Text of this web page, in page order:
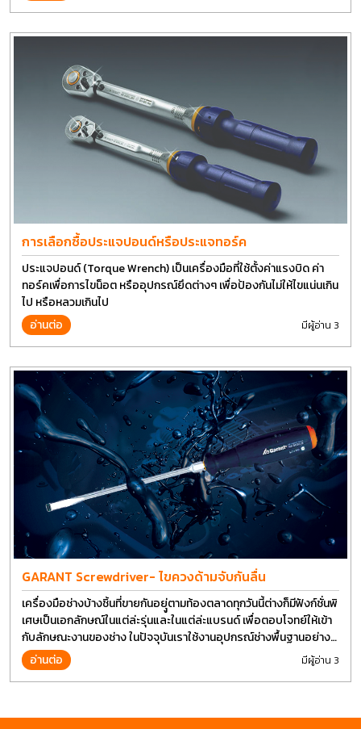
การเลือกซื้อประแจปอนด์หรือประแจทอร์ค
ประแจปอนด์ (Torque Wrench) เป็นเครื่องมือที่ใช้ตั้งค่าแรงบิด ค่า
ทอร์คเพื่อการไขน็อต หรืออุปกรณ์ยึดต่างๆ เพื่อป้องกันไม่ให้ไขแน่นเกิน
ไป หรือหลวมเกินไป
อ่านต่อ
มีผู้อ่าน 3
GARANT Screwdriver- ไขควงด้ามจับกันลื่น
เครื่องมือช่างบ้างชิ้นที่ขายกันอยุู่ตามท้องตลาดทุกวันนี้ต่างก็มีฟังก์ชั่นพิ
เศษเป็นเอกลักษณ์ในแต่ล่ะรุ่นและในแต่ล่ะแบรนด์ เพื่อตอบโจทย์ให้เข้า
กับลักษณะงานของช่าง ในปัจจุบันเราใช้งานอุปกรณ์ช่างพื้นฐานอย่าง
ไขควงกันในงานหลายประเภททำให้มีการปรับเปลี่ยนรูปแบบ
อ่านต่อ มีผู้อ่าน 3